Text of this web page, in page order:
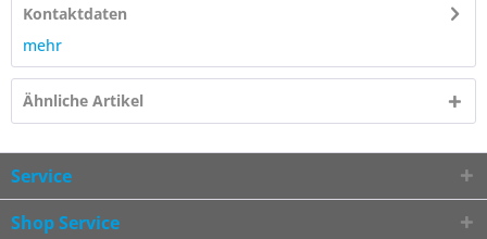
Kontaktdaten
mehr
Ähnliche Artikel
Service
Shop Service